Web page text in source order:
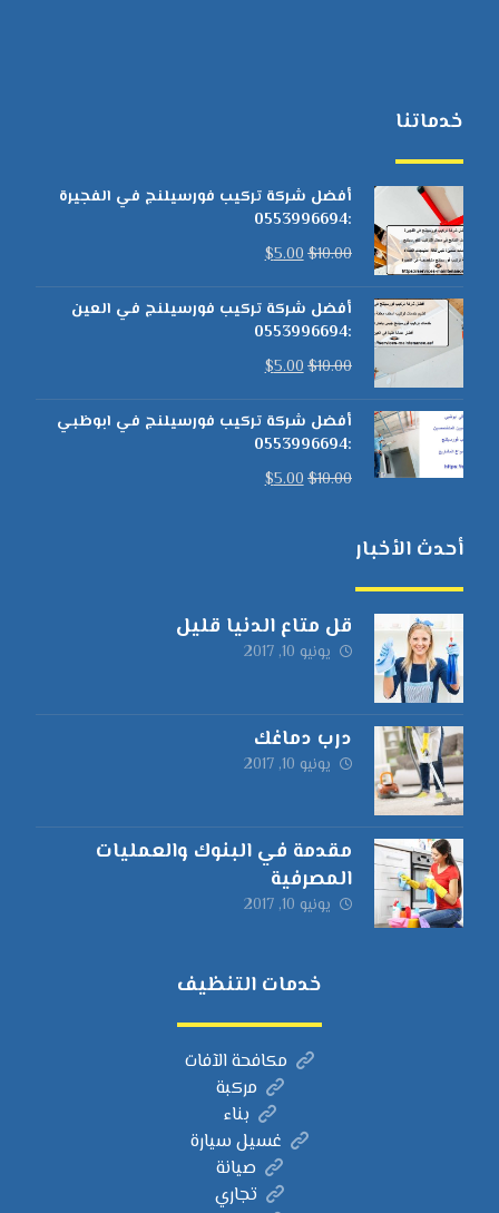
خدماتنا
أفضل شركة تركيب فورسيلنج في الفجيرة
:0553996694
$10.00
$5.00
أفضل شركة تركيب فورسيلنج في العين
:0553996694
$10.00
$5.00
أفضل شركة تركيب فورسيلنج في ابوظبي
:0553996694
$10.00
$5.00
أحدث الأخبار
قل متاع الدنيا قليل
يونيو 10, 2017
درب دماغك
يونيو 10, 2017
مقدمة في البنوك والعمليات
المصرفية
يونيو 10, 2017
خدمات التنظيف
مكافحة الآفات
مركبة
بناء
غسيل سيارة
صيانة
تجاري